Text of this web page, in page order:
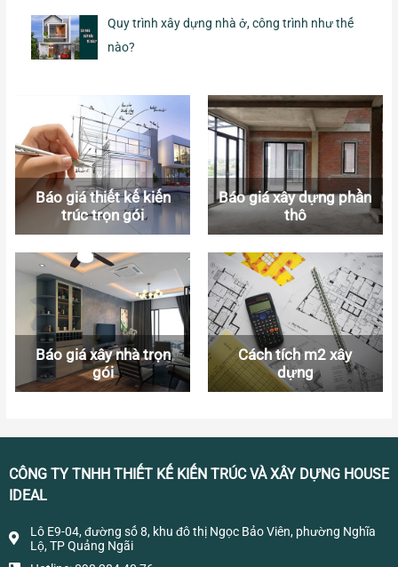
Quy trình xây dựng nhà ở, công trình như thế
nào?
Báo giá thiết kế kiến
trúc trọn gói
Báo giá xây dựng phần
thô
Báo giá xây nhà trọn
gói
Cách tích m2 xây
dựng
CÔNG TY TNHH THIẾT KẾ KIẾN TRÚC VÀ XÂY DỰNG HOUSE
IDEAL
Lô E9-04, đường số 8, khu đô thị Ngọc Bảo Viên, phường Nghĩa
Lộ, TP Quảng Ngãi